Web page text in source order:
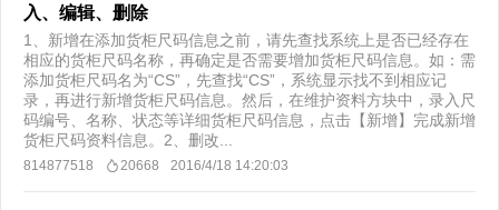
入、编辑、删除
1、新增在添加货柜尺码信息之前，请先查找系统上是否已经存在
相应的货柜尺码名称，再确定是否需要增加货柜尺码信息。如：需
添加货柜尺码名为“CS”，先查找“CS”，系统显示找不到相应记
录，再进行新增货柜尺码信息。然后，在维护资料方块中，录入尺
码编号、名称、状态等详细货柜尺码信息，点击【新增】完成新增
货柜尺码资料信息。2、删改...
814877518 20668 2016/4/18 14:20:03